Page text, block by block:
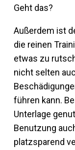
Geht das?
Außerdem ist
die reinen
etwas zu
nicht selten
führen kann.
Unterlage
Benutzung
platzsparend